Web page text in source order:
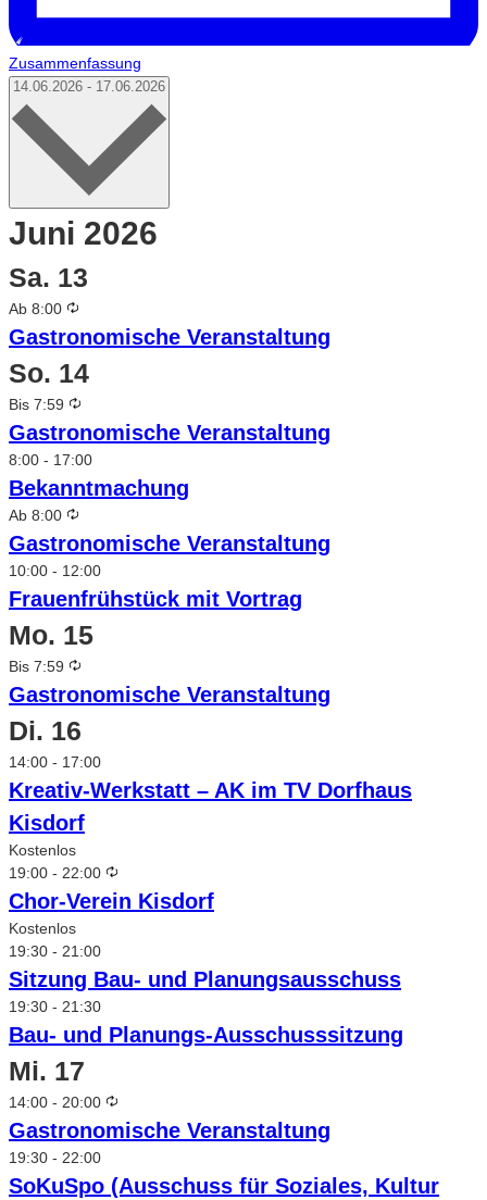
Zusammenfassung
14.06.2026 - 17.06.2026 Datum
Juni 2026
Sa. 13
Ab 8:00
Gastronomische Veranstaltung
So. 14
Bis 7:59
Gastronomische Veranstaltung
8:00 - 17:00
Bekanntmachung
Ab 8:00
Gastronomische Veranstaltung
10:00 - 12:00
Frauenfrühstück mit Vortrag
Mo. 15
Bis 7:59
Gastronomische Veranstaltung
Di. 16
14:00 - 17:00
Kreativ-Werkstatt – AK im TV Dorfhaus
Kisdorf
Kostenlos
19:00 - 22:00
Chor-Verein Kisdorf
Kostenlos
19:30 - 21:00
Sitzung Bau- und Planungsausschuss
19:30 - 21:30
Bau- und Planungs-Ausschusssitzung
Mi. 17
14:00 - 20:00
Gastronomische Veranstaltung
19:30 - 22:00
SoKuSpo (Ausschuss für Soziales, Kultur